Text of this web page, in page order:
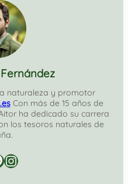
naturaleza y promotor
Con más de 15 años de
ha dedicado su carrera
los tesoros naturales de
Instagram